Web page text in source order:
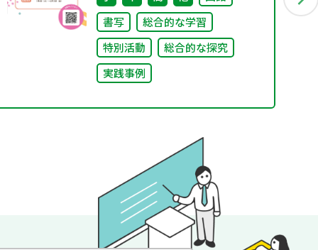
書写
総合的な学習
特別活動
総合的な探究
実践事例